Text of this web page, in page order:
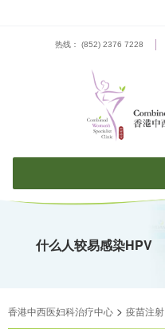
热线： (852) 2376 7228
什么人较易感染HPV
香港中西医妇科治疗中心 > 疫苗注射